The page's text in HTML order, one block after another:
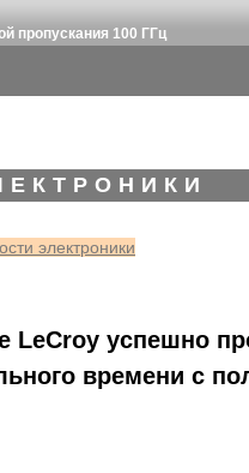
пропускания 100 ГГц
электроники
LeCroy успешно
времени с